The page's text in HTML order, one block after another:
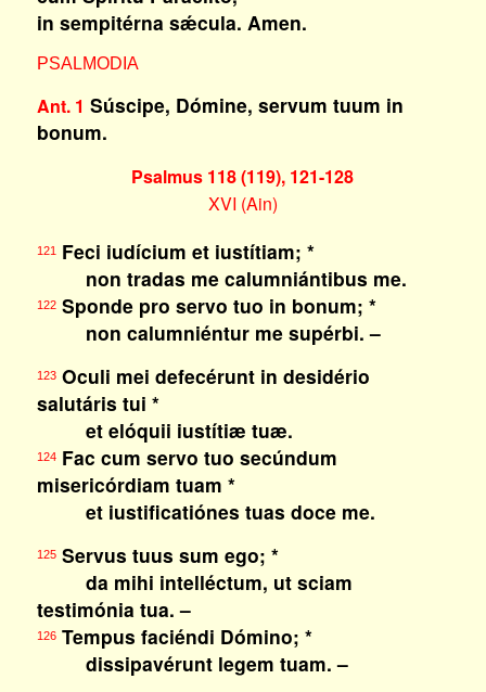
in sempitérna sǽcula. Amen.
PSALMODIA
Ant. 1 Súscipe, Dómine, servum tuum in
bonum.
Psalmus 118 (119), 121-128
XVI (Ain)
121Feci iudícium et iustítiam; *
non tradas me calumniántibus me.
122Sponde pro servo tuo in bonum; *
non calumniéntur me supérbi. –
123Oculi mei defecérunt in desidério
salutáris tui *
et elóquii iustítiæ tuæ.
124Fac cum servo tuo secúndum
misericórdiam tuam *
et iustificatiónes tuas doce me.
125Servus tuus sum ego; *
da mihi intelléctum, ut sciam
testimónia tua. –
126Tempus faciéndi Dómino; *
dissipavérunt legem tuam. –